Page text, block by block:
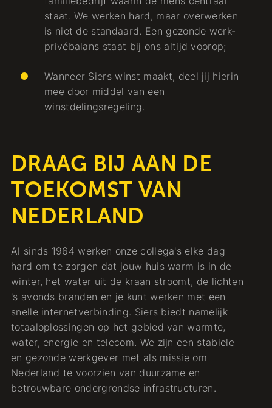
staat. We werken hard, maar overwerken
is niet de standaard. Een gezonde werk-
privébalans staat bij ons altijd voorop;
Wanneer Siers winst maakt, deel jij hierin
mee door middel van een
winstdelingsregeling.
DRAAG BIJ AAN DE
TOEKOMST VAN
NEDERLAND
Al sinds 1964 werken onze collega's elke dag
hard om te zorgen dat jouw huis warm is in de
winter, het water uit de kraan stroomt, de lichten
's avonds branden en je kunt werken met een
snelle internetverbinding. Siers biedt namelijk
totaaloplossingen op het gebied van warmte,
water, energie en telecom. We zijn een stabiele
en gezonde werkgever met als missie om
Nederland te voorzien van duurzame en
betrouwbare ondergrondse infrastructuren.